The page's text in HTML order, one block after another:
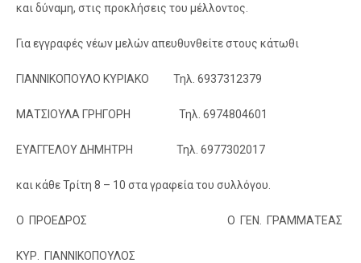
και δύναμη, στις προκλήσεις του μέλλοντος.
Για εγγραφές νέων μελών απευθυνθείτε στους κάτωθι
ΓΙΑΝΝΙΚΟΠΟΥΛΟ ΚΥΡΙΑΚΟ Τηλ. 6937312379
ΜΑΤΣΙΟΥΛΑ ΓΡΗΓΟΡΗ Τηλ. 6974804601
ΕΥΑΓΓΕΛΟΥ ΔΗΜΗΤΡΗ Τηλ. 6977302017
και κάθε Τρίτη 8 – 10 στα γραφεία του συλλόγου.
Ο ΠΡΟΕΔΡΟΣ Ο ΓΕΝ. ΓΡΑΜΜΑΤΕΑΣ
ΚΥΡ. ΓΙΑΝΝΙΚΟΠΟΥΛΟΣ